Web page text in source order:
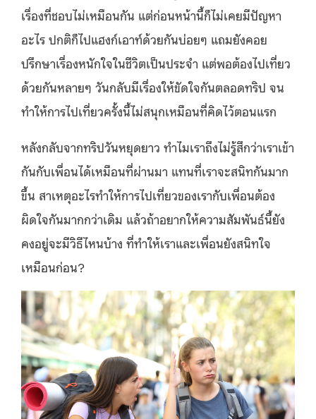
เรื่องที่ชอบไม่เหมือนกัน แต่ก่อนหน้านี้ก็ไม่เคยมีปัญหา
อะไร ปกติก็ไปแฮงก์เอาท์ด้วยกันบ่อยๆ แถมยังคอย
ปรึกษาเรื่องหนักใจในชีวิตเป็นประจำ แต่พอต้องไปเที่ยว
ด้วยกันหลายๆ วันกลับมีเรื่องให้ขัดใจกันตลอดทริป จน
ทำให้การไปเที่ยวครั้งนี้ไม่สนุกเหมือนที่คิดไว้ตอนแรก
หลังกลับจากทริปวันหยุดยาว ทำไมเราถึงไม่รู้สึกว่าเราเข้า
กันกับเพื่อนได้เหมือนที่ผ่านมา แทนที่เราจะสนิทกันมาก
ขึ้น สาเหตุอะไรทำให้การไปเที่ยวของเรากับเพื่อนต้อง
ผิดใจกันมากกว่าเดิม แล้วถ้าอยากให้ความสัมพันธ์นี้ยัง
คงอยู่จะมีวิธีไหนบ้าง ที่ทำให้เราและเพื่อนยังสนิทใจ
เหมือนก่อน?